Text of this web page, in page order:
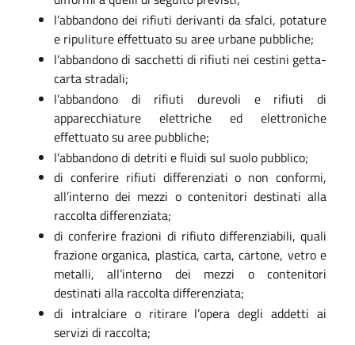
l’abbandono dei rifiuti derivanti da sfalci, potature
e ripuliture effettuato su aree urbane pubbliche;
l’abbandono di sacchetti di rifiuti nei cestini getta-
carta stradali;
l’abbandono di rifiuti durevoli e rifiuti di
apparecchiature elettriche ed elettroniche
effettuato su aree pubbliche;
l’abbandono di detriti e fluidi sul suolo pubblico;
di conferire rifiuti differenziati o non conformi,
all’interno dei mezzi o contenitori destinati alla
raccolta differenziata;
di conferire frazioni di rifiuto differenziabili, quali
frazione organica, plastica, carta, cartone, vetro e
metalli, all’interno dei mezzi o contenitori
destinati alla raccolta differenziata;
di intralciare o ritirare l’opera degli addetti ai
servizi di raccolta;